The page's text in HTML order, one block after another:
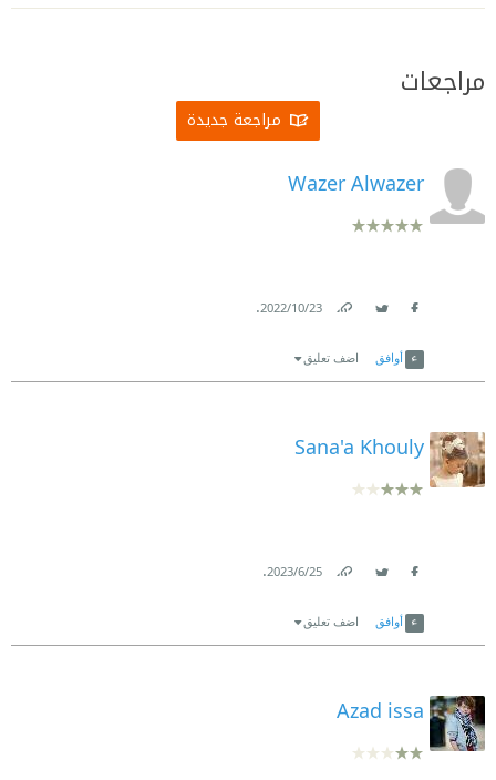
مراجعات
مراجعة جديدة
Wazer Alwazer
23‏/10‏/2022
.
أوافق اضف تعليق
Sana'a Khouly
25‏/6‏/2023
.
أوافق اضف تعليق
Azad issa